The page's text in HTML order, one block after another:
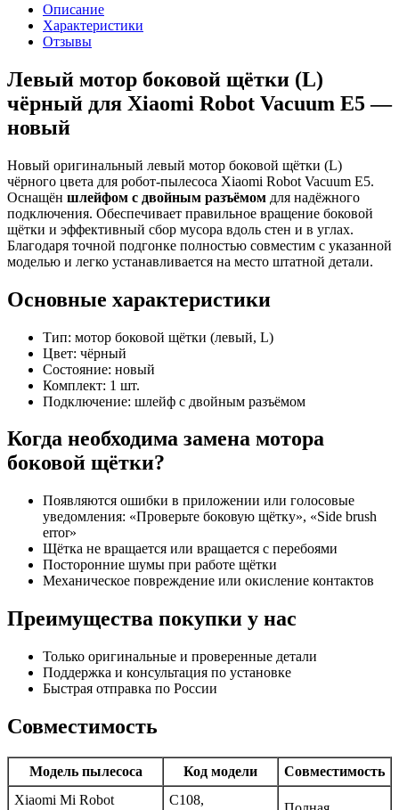
Описание
Характеристики
Отзывы
Левый мотор боковой щётки (L)
чёрный для Xiaomi Robot Vacuum E5 —
новый
Новый оригинальный левый мотор боковой щётки (L)
чёрного цвета для робот-пылесоса Xiaomi Robot Vacuum E5.
Оснащён шлейфом с двойным разъёмом для надёжного
подключения. Обеспечивает правильное вращение боковой
щётки и эффективный сбор мусора вдоль стен и в углах.
Благодаря точной подгонке полностью совместим с указанной
моделью и легко устанавливается на место штатной детали.
Основные характеристики
Тип: мотор боковой щётки (левый, L)
Цвет: чёрный
Состояние: новый
Комплект: 1 шт.
Подключение: шлейф с двойным разъёмом
Когда необходима замена мотора
боковой щётки?
Появляются ошибки в приложении или голосовые
уведомления: «Проверьте боковую щётку», «Side brush
error»
Щётка не вращается или вращается с перебоями
Посторонние шумы при работе щётки
Механическое повреждение или окисление контактов
Преимущества покупки у нас
Только оригинальные и проверенные детали
Поддержка и консультация по установке
Быстрая отправка по России
Совместимость
Модель пылесоса Код модели
Совместимость
Xiaomi Mi Robot
C108,